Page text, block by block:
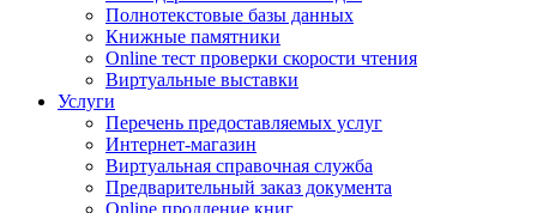
Полнотекстовые базы данных
Книжные памятники
Online тест проверки скорости чтения
Виртуальные выставки
Услуги
Перечень предоставляемых услуг
Интернет-магазин
Виртуальная справочная служба
Предварительный заказ документа
Online продление книг